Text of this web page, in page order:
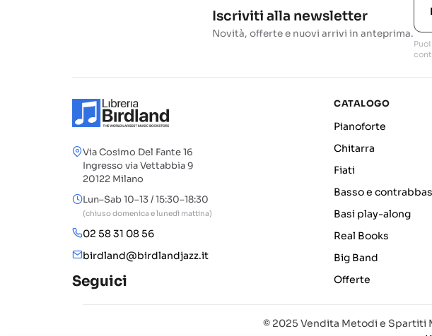
Iscriviti alla newsletter
Novità, offerte e nuovi arrivi in anteprima.
Via Cosimo Del Fante 16
Ingresso via Vettabbia 9
20122 Milano
Lun–Sab 10–13 / 15:30–18:30
(chiuso domenica e lunedì mattina)
02 58 31 08 56
birdland@birdlandjazz.it
Seguici
CATALOGO
Pianoforte
Chitarra
Fiati
Basso e
Basi play-along
Real Books
Big Band
Offerte
© 2025 Vendita Metodi e Spartiti